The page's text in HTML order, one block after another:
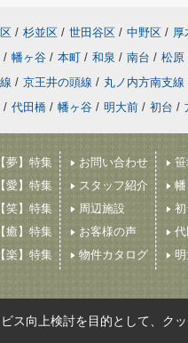
/ 杉並区 / 世田谷区 / 中野区 / 厚
/ 幡ヶ谷 / 本町 / 和泉 / 南台 / 松原
/ 京王井の頭線 / 丸ノ内方南支線
/ 代田橋 / 幡ヶ谷 / 明大前 / 初台 /
【夢】特集
【愛】特集
【笑】特集
【癒】特集
【楽】特集
お問い合わせ
スタッフ紹介
周辺施設
お客様の声
物件カタログ
ス向上検討を目的として、ク